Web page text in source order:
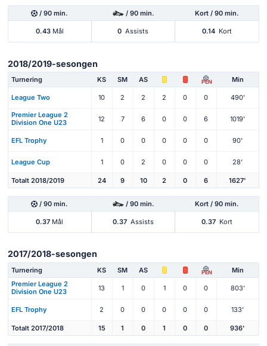
/ 90 min. / 90 min. Kort / 90 min.
0.43Mål 0 Assists 0.14 Kort
2018/2019-sesongen
Turnering KS SM AS PEN Min
League Two 10 2 2 2 0 0 490'
Premier League 2
Division One U23
12 7 6 0 0 6 1019'
EFL Trophy 1 0 0 0 0 0 90'
League Cup 1 0 2 0 0 0 28'
Totalt 2018/2019 24 9 10 2 0 6 1627'
/ 90 min. / 90 min. Kort / 90 min.
0.37 Mål 0.37 Assists 0.37 Kort
2017/2018-sesongen
Turnering KS SM AS PEN
Min
Premier League 2
Division One U23
13 1 0 1 0 0 803'
EFL Trophy 2 0 0 0 0 0 133'
Totalt 2017/2018 15 1 0 1 0 0 936'